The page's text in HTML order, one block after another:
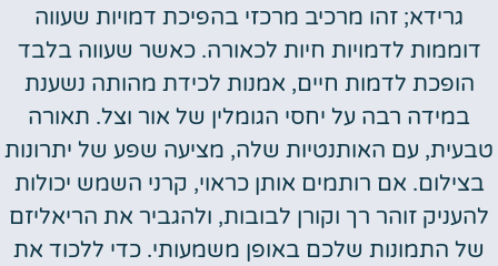
גרידא; זהו מרכיב מרכזי בהפיכת דמויות שעווה
דוממות לדמויות חיות לכאורה. כאשר שעווה בלבד
הופכת לדמות חיים, אמנות לכידת מהותה נשענת
במידה רבה על יחסי הגומלין של אור וצל. תאורה
טבעית, עם האותנטיות שלה, מציעה שפע של יתרונות
בצילום. אם רותמים אותן כראוי, קרני השמש יכולות
להעניק זוהר רך וקורן לבובות, ולהגביר את הריאליזם
של התמונות שלכם באופן משמעותי. כדי ללכוד את